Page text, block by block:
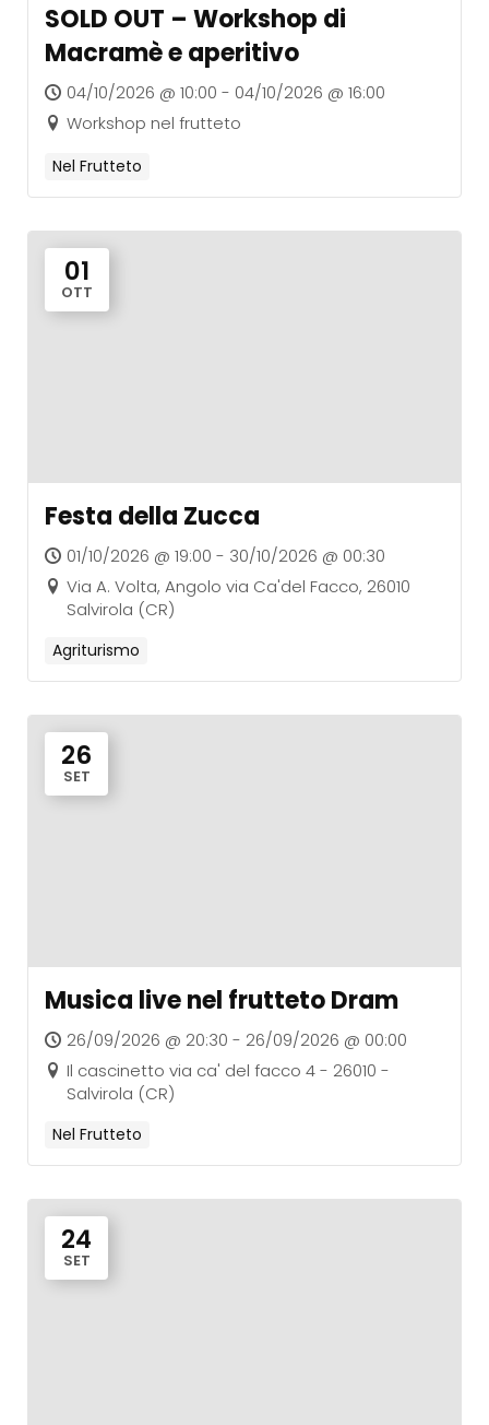
SOLD OUT – Workshop di
Macramè e aperitivo
04/10/2026 @ 10:00 - 04/10/2026 @ 16:00
Workshop nel frutteto
Nel Frutteto
01
OTT
Festa della Zucca
01/10/2026 @ 19:00 - 30/10/2026 @ 00:30
Via A. Volta, Angolo via Ca'del Facco, 26010
Salvirola (CR)
Agriturismo
26
SET
Musica live nel frutteto Dram
26/09/2026 @ 20:30 - 26/09/2026 @ 00:00
Il cascinetto via ca' del facco 4 - 26010 -
Salvirola (CR)
Nel Frutteto
24
SET